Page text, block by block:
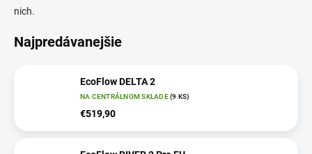
nich.
Najpredávanejšie
EcoFlow DELTA 2
NA CENTRÁLNOM SKLADE(9 KS)
€519,90